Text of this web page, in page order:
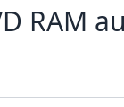
RAM